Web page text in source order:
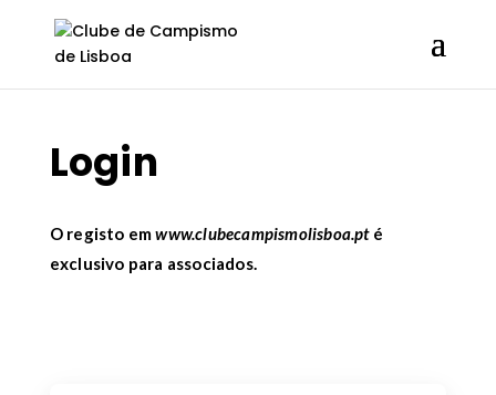
Login
O registo emwww.clubecampismolisboa.pté
exclusivo para associados.